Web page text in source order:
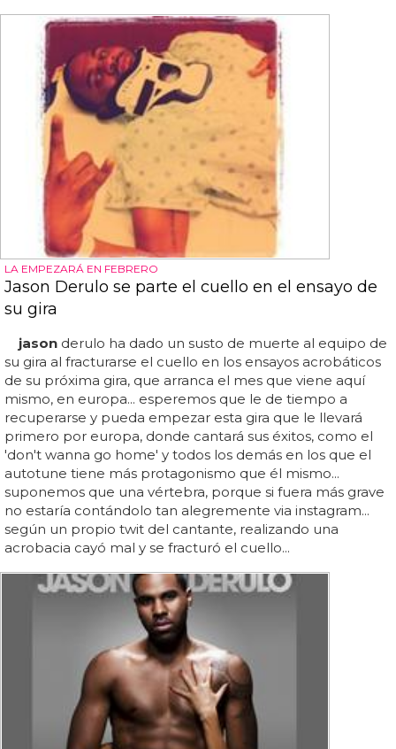
LA EMPEZARÁ EN FEBRERO
Jason Derulo se parte el cuello en el ensayo de
su gira
jason derulo ha dado un susto de muerte al equipo de
su gira al fracturarse el cuello en los ensayos acrobáticos
de su próxima gira, que arranca el mes que viene aquí
mismo, en europa... esperemos que le de tiempo a
recuperarse y pueda empezar esta gira que le llevará
primero por europa, donde cantará sus éxitos, como el
'don't wanna go home' y todos los demás en los que el
autotune tiene más protagonismo que él mismo...
suponemos que una vértebra, porque si fuera más grave
no estaría contándolo tan alegremente via instagram...
según un propio twit del cantante, realizando una
acrobacia cayó mal y se fracturó el cuello...